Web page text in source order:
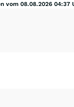
vom 08.08.2026 04:37